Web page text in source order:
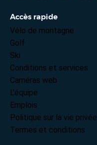
Accès rapide
Vélo de montagne
Golf
Ski
Conditions et services
Caméras web
L’équipe
Emplois
Politique sur la vie privée
Termes et conditions